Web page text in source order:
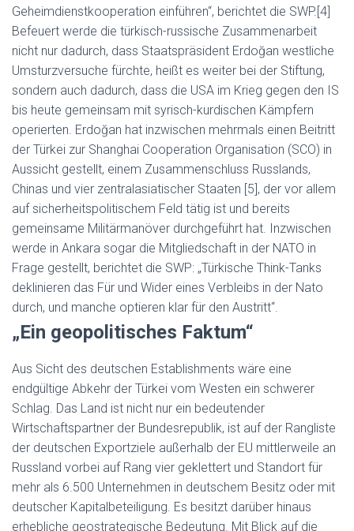
Geheimdienstkooperation einführen“, berichtet die SWP.[4]
Befeuert werde die türkisch-russische Zusammenarbeit
nicht nur dadurch, dass Staatspräsident Erdoğan westliche
Umsturzversuche fürchte, heißt es weiter bei der Stiftung,
sondern auch dadurch, dass die USA im Krieg gegen den IS
bis heute gemeinsam mit syrisch-kurdischen Kämpfern
operierten. Erdoğan hat inzwischen mehrmals einen Beitritt
der Türkei zur Shanghai Cooperation Organisation (SCO) in
Aussicht gestellt, einem Zusammenschluss Russlands,
Chinas und vier zentralasiatischer Staaten [5], der vor allem
auf sicherheitspolitischem Feld tätig ist und bereits
gemeinsame Militärmanöver durchgeführt hat. Inzwischen
werde in Ankara sogar die Mitgliedschaft in der NATO in
Frage gestellt, berichtet die SWP: „Türkische Think-Tanks
deklinieren das Für und Wider eines Verbleibs in der Nato
durch, und manche optieren klar für den Austritt“.
„Ein geopolitisches Faktum“
Aus Sicht des deutschen Establishments wäre eine
endgültige Abkehr der Türkei vom Westen ein schwerer
Schlag. Das Land ist nicht nur ein bedeutender
Wirtschaftspartner der Bundesrepublik, ist auf der Rangliste
der deutschen Exportziele außerhalb der EU mittlerweile an
Russland vorbei auf Rang vier geklettert und Standort für
mehr als 6.500 Unternehmen in deutschem Besitz oder mit
deutscher Kapitalbeteiligung. Es besitzt darüber hinaus
erhebliche geostrategische Bedeutung. Mit Blick auf die